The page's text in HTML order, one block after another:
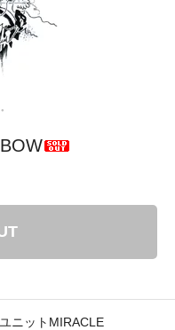
ニットMIRACLE